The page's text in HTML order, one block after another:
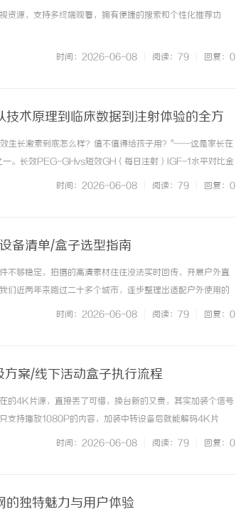
资源，支持多终端观看，拥有便捷的搜索和个性化推荐功
时间：2026-06-08 阅读：79 回复：0
术原理到临床数据到注射体验的全方
生长激素到底怎么样？值不值得给孩子用？"——这是家长在
。长效PEG-GHvs短效GH（每日注射）IGF-1水平对比金
春金赛药业研发的全球首支PEG化长效生长激素水剂，将
时间：2026-06-08 阅读：79 回复：0
备清单/盒子选型指南
不够稳定，拍摄的高清素材往往没法实时回传，开展户外直
们近两年来跑过二十多个城市，逐步整理出适配户外使用的
备多卡聚合的网络传输设备，第三携带轻便的信号中转装
时间：2026-06-08 阅读：79 回复：0
案/线下活动盒子执行流程
的4K片源，直接丢了可惜，换台新的又贵，其实加装个信号
支持播放1080P的内容，加装中转设备后就能解码4K片
一些如果家中有不愿更换的老旧影音设备，可直接访问
时间：2026-06-08 阅读：79 回复：0
独特魅力与用户体验